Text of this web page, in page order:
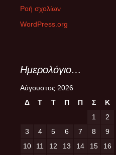
Ροή σχολίων
WordPress.org
Ημερολόγιο…
Αύγουστος 2026
Δ
Τ Τ Π Π Σ
Κ
1
2
3
4 5 6 7 8
9
10
11 12 13 14 15
16